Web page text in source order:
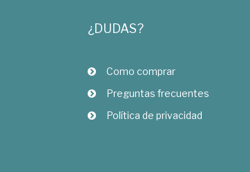
¿DUDAS?
Como comprar
Preguntas frecuentes
Política de privacidad